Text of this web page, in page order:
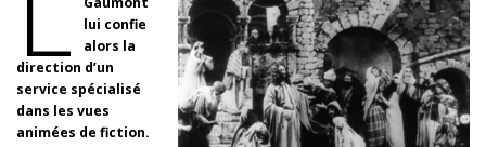
lui confie
alors la
direction d’un
service spécialisé
dans les vues
animées de fiction.